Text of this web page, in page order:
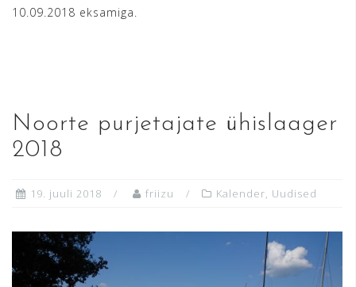
10.09.2018 eksamiga.
Noorte purjetajate ühislaager
2018
19. juuli 2018 friizu Kalender, Uudised